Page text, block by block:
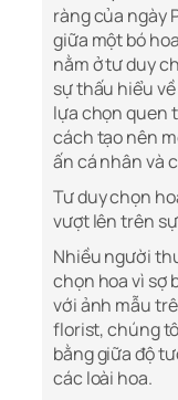
ràng của ngày
giữa một bó
nằm ở tư duy
sự thấu hiểu
lựa chọn quen
cách tạo nên
ấn cá nhân và
Tư duy chọn
vượt lên trên
Nhiều người
chọn hoa vì sợ
với ảnh mẫu
florist, chúng
bằng giữa độ
các loài hoa.